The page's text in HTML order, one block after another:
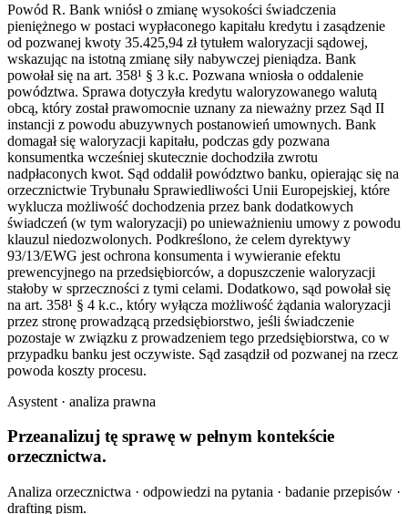
Powód R. Bank wniósł o zmianę wysokości świadczenia
pieniężnego w postaci wypłaconego kapitału kredytu i zasądzenie
od pozwanej kwoty 35.425,94 zł tytułem waloryzacji sądowej,
wskazując na istotną zmianę siły nabywczej pieniądza. Bank
powołał się na art. 358¹ § 3 k.c. Pozwana wniosła o oddalenie
powództwa. Sprawa dotyczyła kredytu waloryzowanego walutą
obcą, który został prawomocnie uznany za nieważny przez Sąd II
instancji z powodu abuzywnych postanowień umownych. Bank
domagał się waloryzacji kapitału, podczas gdy pozwana
konsumentka wcześniej skutecznie dochodziła zwrotu
nadpłaconych kwot. Sąd oddalił powództwo banku, opierając się na
orzecznictwie Trybunału Sprawiedliwości Unii Europejskiej, które
wyklucza możliwość dochodzenia przez bank dodatkowych
świadczeń (w tym waloryzacji) po unieważnieniu umowy z powodu
klauzul niedozwolonych. Podkreślono, że celem dyrektywy
93/13/EWG jest ochrona konsumenta i wywieranie efektu
prewencyjnego na przedsiębiorców, a dopuszczenie waloryzacji
stałoby w sprzeczności z tymi celami. Dodatkowo, sąd powołał się
na art. 358¹ § 4 k.c., który wyłącza możliwość żądania waloryzacji
przez stronę prowadzącą przedsiębiorstwo, jeśli świadczenie
pozostaje w związku z prowadzeniem tego przedsiębiorstwa, co w
przypadku banku jest oczywiste. Sąd zasądził od pozwanej na rzecz
powoda koszty procesu.
Asystent · analiza prawna
Przeanalizuj tę sprawę w pełnym kontekście
orzecznictwa.
Analiza orzecznictwa · odpowiedzi na pytania · badanie przepisów ·
drafting pism.